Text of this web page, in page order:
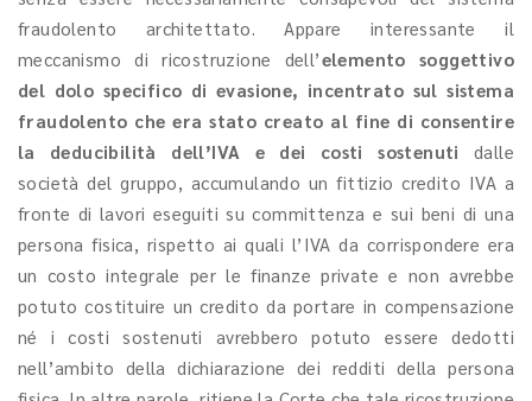
fraudolento architettato. Appare interessante il
meccanismo di ricostruzione dell’elemento soggettivo
del dolo specifico di evasione, incentrato sul sistema
fraudolento che era stato creato al fine di consentire
la deducibilità dell’IVA e dei costi sostenuti dalle
società del gruppo, accumulando un fittizio credito IVA a
fronte di lavori eseguiti su committenza e sui beni di una
persona fisica, rispetto ai quali l’IVA da corrispondere era
un costo integrale per le finanze private e non avrebbe
potuto costituire un credito da portare in compensazione
né i costi sostenuti avrebbero potuto essere dedotti
nell’ambito della dichiarazione dei redditi della persona